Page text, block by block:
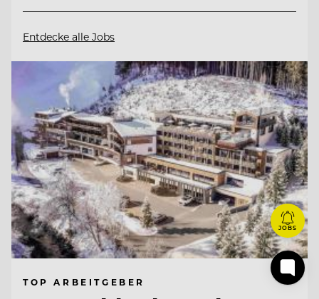
Entdecke alle Jobs
TOP ARBEITGEBER
JOBS